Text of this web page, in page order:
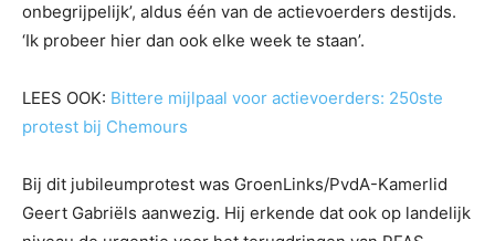
onbegrijpelijk’, aldus één van de actievoerders destijds.
‘Ik probeer hier dan ook elke week te staan’.
LEES OOK: Bittere mijlpaal voor actievoerders: 250ste
protest bij Chemours
Bij dit jubileumprotest was GroenLinks/PvdA-Kamerlid
Geert Gabriëls aanwezig. Hij erkende dat ook op landelijk